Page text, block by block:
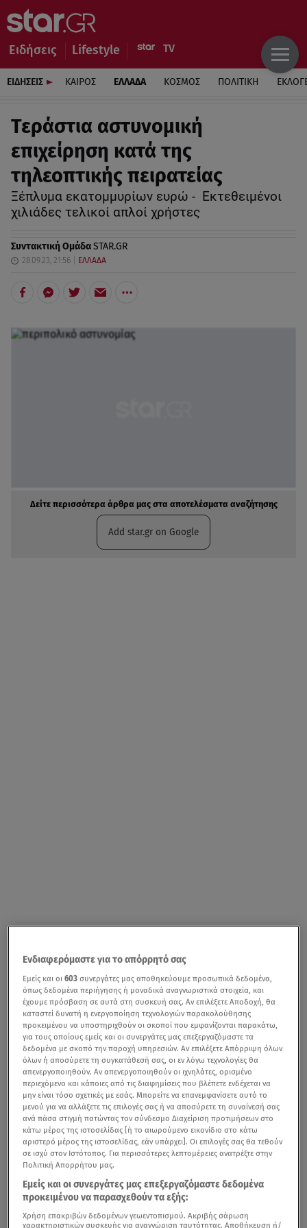
Ειδήσεις Lifestyle
ΕΙΔΗΣΕΙΣ ΚΑΙΡΟΣ ΕΛΛΑΔΑ ΚΟΣΜΟΣ ΠΟΛΙΤΙΚΗ
Τεράστια αστυνομική
επιχείρηση κατά της
τηλεοπτικής πειρατείας
Ξέπλυμα εκατομμυρίων ευρώ - Εκτεθειμένοι
χιλιάδες τελικοί απλοί χρήστες
Συντακτική ΟμάδαSTAR.GR
28.09.23, 21:56 ΕΛΛΑΔΑ
Δείτε περισσότερα άρθρα μας στα αποτελέσματα αναζήτησης
Add star.gr on Google
Ενδιαφερόμαστε για το απόρρητό σας
Εμείς και οι603 συνεργάτες μας αποθηκεύουμε προσωπικά δεδομένα,
όπως δεδομένα περιήγησης ή μοναδικά αναγνωριστικά στοιχεία, και
έχουμε πρόσβαση σε αυτά στη συσκευή σας. Αν επιλέξετε Αποδοχή, θα
καταστεί δυνατή η ενεργοποίηση τεχνολογιών παρακολούθησης
προκειμένου να υποστηριχθούν οι σκοποί που εμφανίζονται παρακάτω,
για τους οποίους εμείς και οι συνεργάτες μας επεξεργαζόμαστε τα
δεδομένα με σκοπό την παροχή υπηρεσιών. Αν επιλέξετε Απόρριψη όλων
όλων ή αποσύρετε τη συγκατάθεσή σας, οι εν λόγω τεχνολογίες θα
απενεργοποιηθούν. Αν απενεργοποιηθούν οι ιχνηλάτες, ορισμένο
περιεχόμενο και κάποιες από τις διαφημίσεις που βλέπετε ενδέχεται να
μην είναι τόσο σχετικές με εσάς. Μπορείτε να επανεμφανίσετε αυτό το
μενού για να αλλάξετε τις επιλογές σας ή να αποσύρετε τη συναίνεσή σας
ανά πάσα στιγμή πατώντας τον σύνδεσμο Διαχείριση προτιμήσεων στο
κάτω μέρος της ιστοσελίδας [ή το αιωρούμενο εικονίδιο στο κάτω
αριστερό μέρος της ιστοσελίδας, εάν υπάρχει]. Οι επιλογές σας θα τεθούν
σε ισχύ στον Ιστότοπος. Για περισσότερες λεπτομέρειες ανατρέξτε στην
Πολιτική Απορρήτου μας.
Εμείς και οι συνεργάτες μας επεξεργαζόμαστε δεδομένα
προκειμένου να παρασχεθούν τα εξής:
Χρήση επακριβών δεδομένων γεωεντοπισμού. Ακριβής σάρωση
χαρακτηριστικών συσκευής για αναγνώριση ταυτότητας. Αποθήκευση ή/